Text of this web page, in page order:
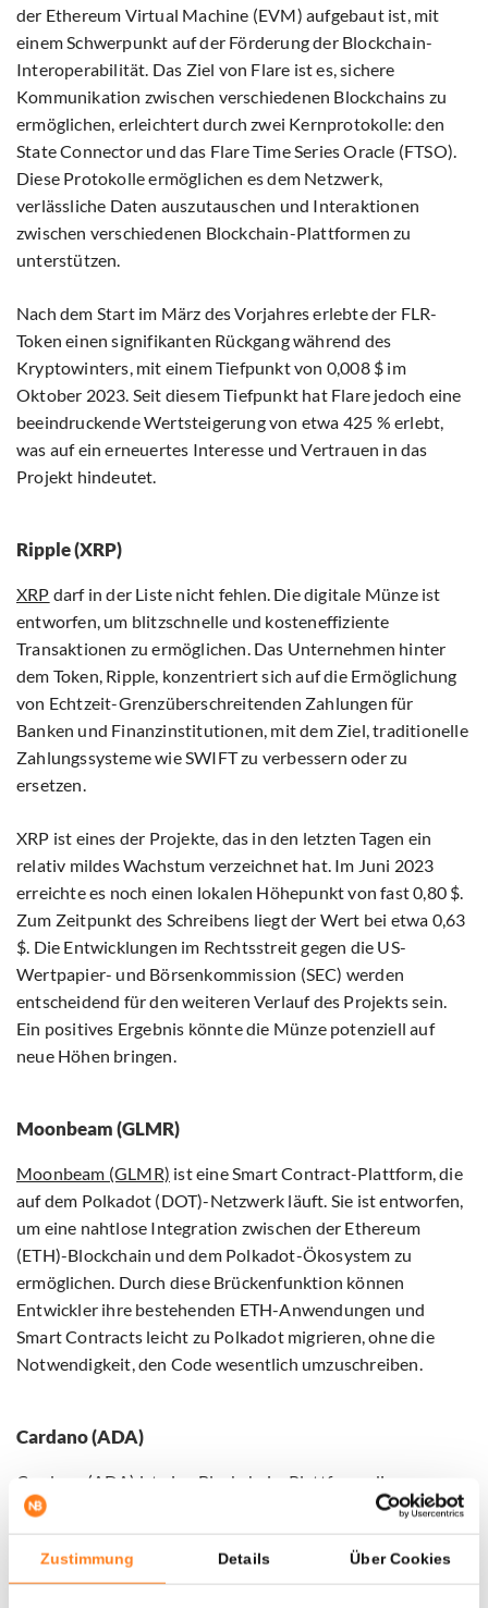
Zustimmung Details Über Cookies
der Ethereum Virtual Machine (EVM) aufgebaut ist, mit
einem Schwerpunkt auf der Förderung der Blockchain-
Interoperabilität. Das Ziel von Flare ist es, sichere
Kommunikation zwischen verschiedenen Blockchains zu
ermöglichen, erleichtert durch zwei Kernprotokolle: den
State Connector und das Flare Time Series Oracle (FTSO).
Diese Protokolle ermöglichen es dem Netzwerk,
verlässliche Daten auszutauschen und Interaktionen
zwischen verschiedenen Blockchain-Plattformen zu
unterstützen.
Nach dem Start im März des Vorjahres erlebte der FLR-
Token einen signifikanten Rückgang während des
Kryptowinters, mit einem Tiefpunkt von 0,008 $ im
Oktober 2023. Seit diesem Tiefpunkt hat Flare jedoch eine
beeindruckende Wertsteigerung von etwa 425 % erlebt,
was auf ein erneuertes Interesse und Vertrauen in das
Projekt hindeutet.
Ripple (XRP)
XRP darf in der Liste nicht fehlen. Die digitale Münze ist
entworfen, um blitzschnelle und kosteneffiziente
Transaktionen zu ermöglichen. Das Unternehmen hinter
dem Token, Ripple, konzentriert sich auf die Ermöglichung
von Echtzeit-Grenzüberschreitenden Zahlungen für
Banken und Finanzinstitutionen, mit dem Ziel, traditionelle
Zahlungssysteme wie SWIFT zu verbessern oder zu
ersetzen.
XRP ist eines der Projekte, das in den letzten Tagen ein
relativ mildes Wachstum verzeichnet hat. Im Juni 2023
erreichte es noch einen lokalen Höhepunkt von fast 0,80 $.
Zum Zeitpunkt des Schreibens liegt der Wert bei etwa 0,63
$. Die Entwicklungen im Rechtsstreit gegen die US-
Wertpapier- und Börsenkommission (SEC) werden
entscheidend für den weiteren Verlauf des Projekts sein.
Ein positives Ergebnis könnte die Münze potenziell auf
neue Höhen bringen.
Moonbeam (GLMR)
Moonbeam (GLMR) ist eine Smart Contract-Plattform, die
auf dem Polkadot (DOT)-Netzwerk läuft. Sie ist entworfen,
um eine nahtlose Integration zwischen der Ethereum
(ETH)-Blockchain und dem Polkadot-Ökosystem zu
ermöglichen. Durch diese Brückenfunktion können
Entwickler ihre bestehenden ETH-Anwendungen und
Smart Contracts leicht zu Polkadot migrieren, ohne die
Notwendigkeit, den Code wesentlich umzuschreiben.
Cardano (ADA)
Cardano (ADA) ist eine Blockchain-Plattform, die
entwickelt wurde, um effizientere Funktionalitäten als
frühere Blockchain-Systeme zu bieten. Sie wurde mit einem
Fokus auf Skalierbarkeit, Interoperabilität und
Nachhaltigkeit entwickelt und nutzt einen wissenschaftlich